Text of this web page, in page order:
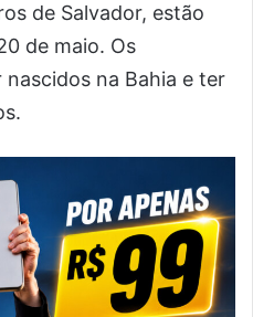
de Salvador, estão
de maio. Os
na Bahia e ter